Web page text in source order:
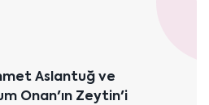
Aslantuğ ve
Onan'ın Zeytin'i